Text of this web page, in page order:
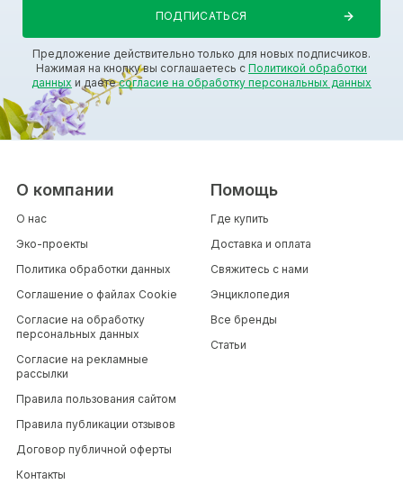
Предложение действительно только для новых подписчиков.
Нажимая на кнопку вы соглашаетесь с Политикой обработки
данных и даетесогласие на обработку персональных данных
О компании
О нас
Эко-проекты
Политика обработки данных
Соглашение о файлах Cookie
Согласие на обработку
персональных данных
Согласие на рекламные
рассылки
Правила пользования сайтом
Правила публикации отзывов
Договор публичной оферты
Контакты
Помощь
Где купить
Доставка и оплата
Свяжитесь с нами
Энциклопедия
Все бренды
Статьи